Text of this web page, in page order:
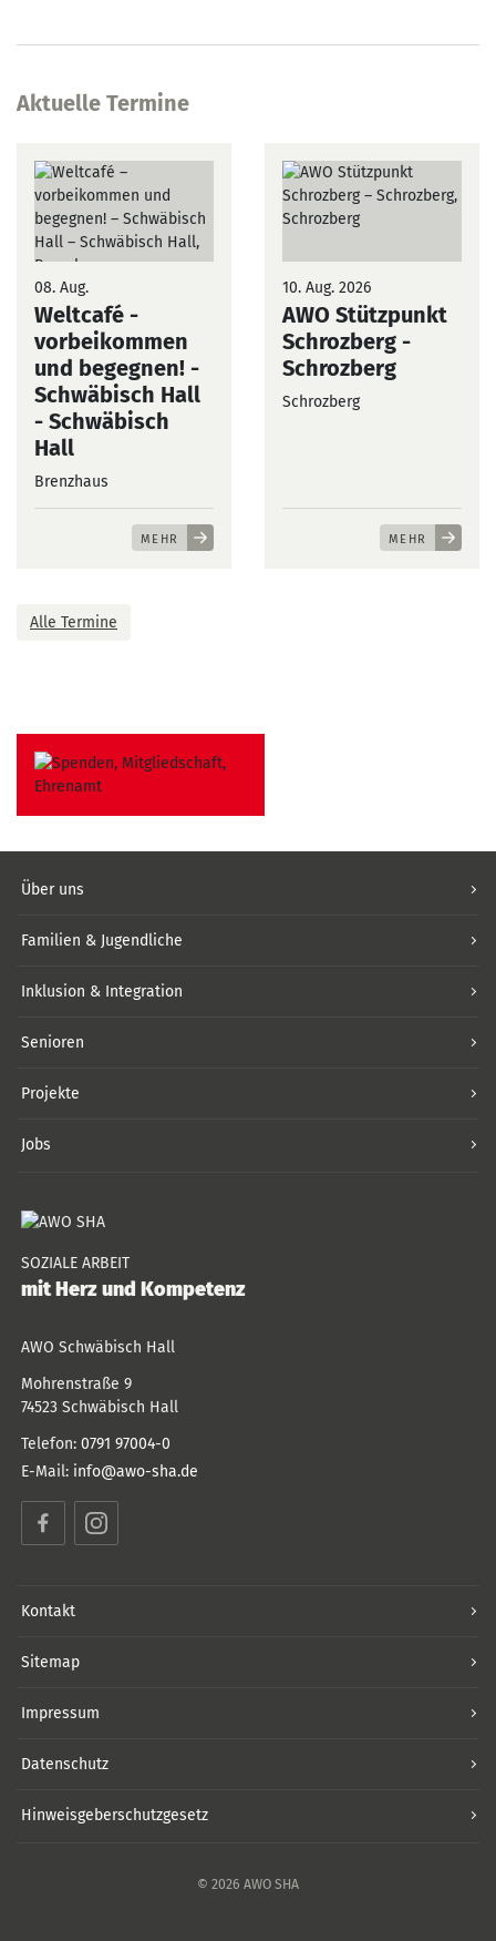
Aktuelle Termine
08. Aug.
Weltcafé -
vorbeikommen
und begegnen! -
Schwäbisch Hall
- Schwäbisch
Hall
Brenzhaus
MEHR
10. Aug. 2026
AWO Stützpunkt
Schrozberg -
Schrozberg
Schrozberg
MEHR
Alle Termine
Über uns
Familien & Jugendliche
Inklusion & Integration
Senioren
Projekte
Jobs
SOZIALE ARBEIT
mit Herz und Kompetenz
AWO Schwäbisch Hall
Mohrenstraße 9
74523 Schwäbisch Hall
Telefon: 0791 97004-0
E-Mail: info@awo-sha.de
FacebookInstagram
Kontakt
Sitemap
Impressum
Datenschutz
Hinweisgeberschutzgesetz
© 2026 AWO SHA